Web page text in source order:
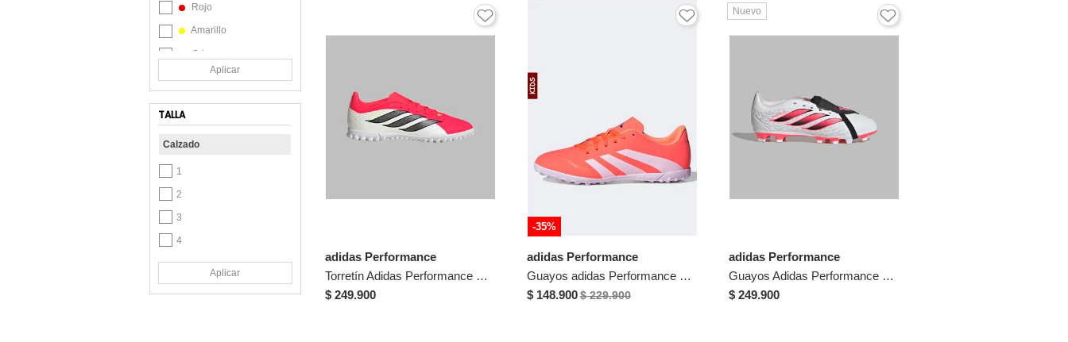
Rojo
Amarillo
Gris
Morado
Plateado
Rosa
Aplicar
TALLA
Calzado
1
2
3
4
5
6
Aplicar
adidas Performance
Torretín Adidas Performance Niño Predator Club TF - Fútbol | Césped Sintético
$ 249.900
-35%
adidas Performance
Guayos adidas Performance Predator 25 Essentials Coral
$ 148.900$ 229.900
Nuevo
adidas Performance
Guayos Adidas Performance Niño Predator Club Lengüeta Plegable - Blanco - Fútbol | Entrenamiento Y Competencia
$ 249.900